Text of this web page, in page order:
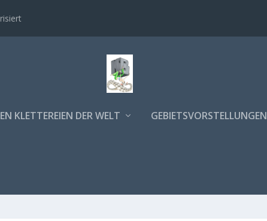
KLETTEREIEN DER WELT GEBIETSVORSTELLUNGEN